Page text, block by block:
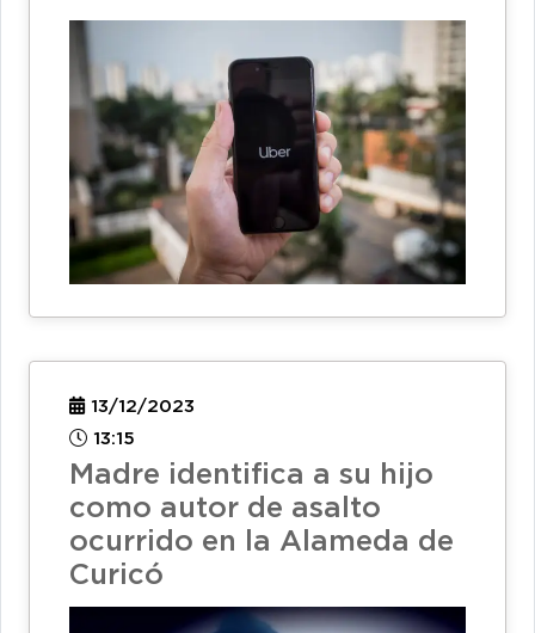
13/12/2023
13:15
Madre identifica a su hijo
como autor de asalto
ocurrido en la Alameda de
Curicó